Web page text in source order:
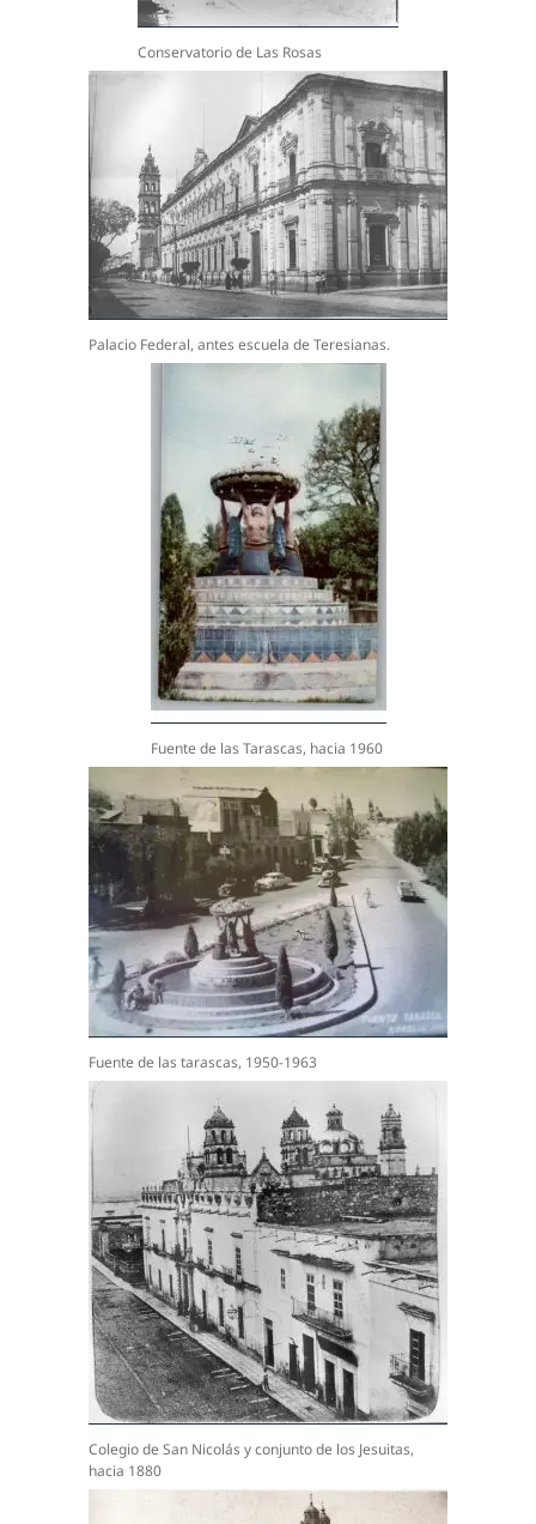
Conservatorio de Las Rosas
Palacio Federal, antes escuela de Teresianas.
Fuente de las Tarascas, hacia 1960
Fuente de las tarascas, 1950-1963
Colegio de San Nicolás y conjunto de los Jesuitas,
hacia 1880